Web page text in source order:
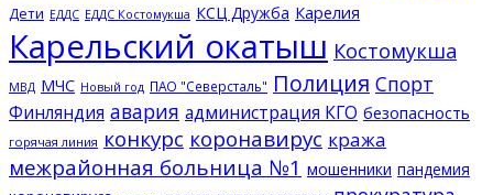
Дети ЕДДС ЕДДС Костомукша КСЦ Дружба Карелия
Карельский окатыш Костомукша
МВД МЧС Новый год ПАО "Северсталь" Полиция Спорт
Финляндия авария администрация КГО безопасность
горячая линия конкурс коронавирус кража
межрайонная больница №1 мошенники пандемия